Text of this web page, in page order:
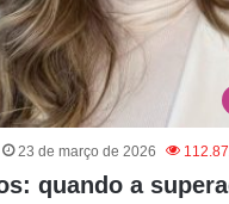
23 de março de 2026
quando a